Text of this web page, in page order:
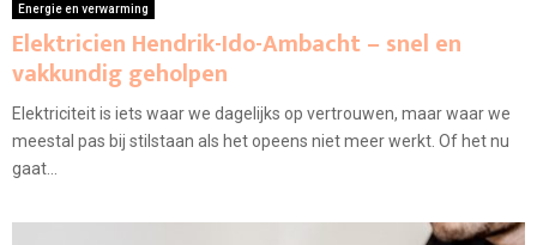
Energie en verwarming
Elektricien Hendrik-Ido-Ambacht – snel en
vakkundig geholpen
Elektriciteit is iets waar we dagelijks op vertrouwen, maar waar we
meestal pas bij stilstaan als het opeens niet meer werkt. Of het nu
gaat...